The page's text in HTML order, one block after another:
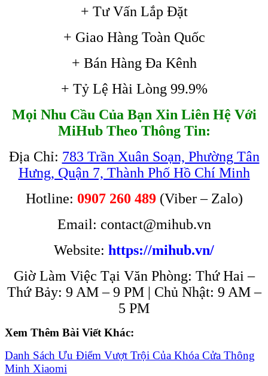
+ Tư Vấn Lắp Đặt
+ Giao Hàng Toàn Quốc
+ Bán Hàng Đa Kênh
+ Tỷ Lệ Hài Lòng 99.9%
Mọi Nhu Cầu Của Bạn Xin Liên Hệ Với
MiHub Theo Thông Tin:
Địa Chỉ: 783 Trần Xuân Soạn, Phường Tân
Hưng, Quận 7, Thành Phố Hồ Chí Minh
Hotline: 0907 260 489(Viber – Zalo)
Email: contact@mihub.vn
Website: https://mihub.vn/
Giờ Làm Việc Tại Văn Phòng: Thứ Hai –
Thứ Bảy: 9 AM – 9 PM | Chủ Nhật: 9 AM –
5 PM
Xem Thêm Bài Viết Khác:
Danh Sách Ưu Điểm Vượt Trội Của Khóa Cửa Thông
Minh Xiaomi